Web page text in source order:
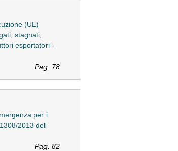
(UE)
stagnati,
esportatori -
Pag. 78
per i
2013 del
Pag. 82